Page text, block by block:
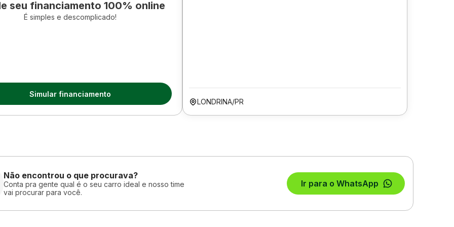
seu financiamento 100% online
É simples e descomplicado!
Simular financiamento
LONDRINA/PR
Não encontrou o que procurava?
Conta pra gente qual é o seu carro ideal e nosso time
vai procurar para você.
Ir para o WhatsApp